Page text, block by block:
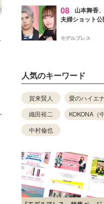
08
山本舞香
夫婦ショット
モデルプレス
人気のキーワード
賀来賢人 愛のハイエナ
織田裕二
KOKONA（
中村倫也